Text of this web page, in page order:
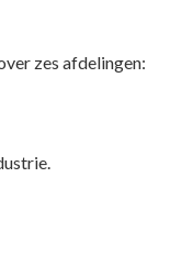
zes afdelingen: